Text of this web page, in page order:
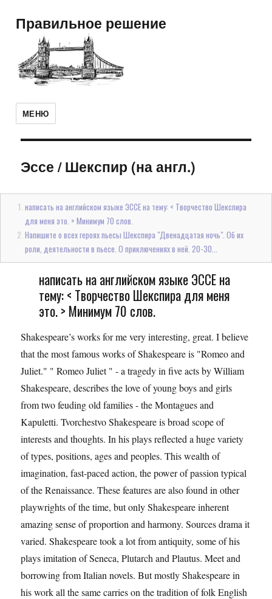
Правильное решение
МЕНЮ
Эссе/Шекспир (на англ.)
написать на английском языке ЭССЕ на тему: < Творчество Шекспира
для меня это. > Минимум 70 слов.
Напишите о всех героях пьесы Шекспира "Двенадцатая ночь". Об их
роли, деятельности в пьесе. О приключениях в ней. 20-30...
написать на английском языке ЭССЕ на
тему: < Творчество Шекспира для меня
это. > Минимум 70 слов.
Shakespeare’s works for me very interesting, great. I believe
that the most famous works of Shakespeare is "Romeo and
Juliet." " Romeo Juliet " - a tragedy in five acts by William
Shakespeare, describes the love of young boys and girls
from two feuding old families - the Montagues and
Kapuletti. Tvorchestvo Shakespeare is broad scope of
interests and thoughts. In his plays reflected a huge variety
of types, positions, ages and peoples. This wealth of
imagination, fast-paced action, the power of passion typical
of the Renaissance. These features are also found in other
playwrights of the time, but only Shakespeare inherent
amazing sense of proportion and harmony. Sources drama it
varied. Shakespeare took a lot from antiquity, some of his
plays imitation of Seneca, Plutarch and Plautus. Meet and
borrowing from Italian novels. But mostly Shakespeare in
his work all the same carries on the tradition of folk English